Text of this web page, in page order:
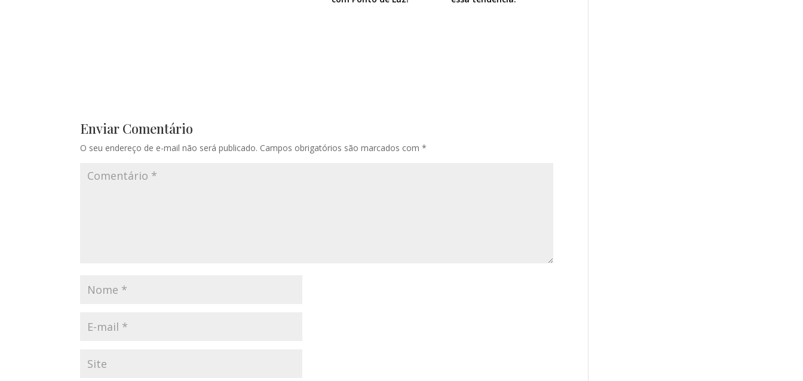
Enviar Comentário
O seu endereço de e-mail não será publicado. Campos obrigatórios são marcados com*